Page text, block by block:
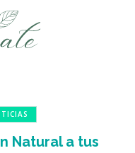
Natural a tus